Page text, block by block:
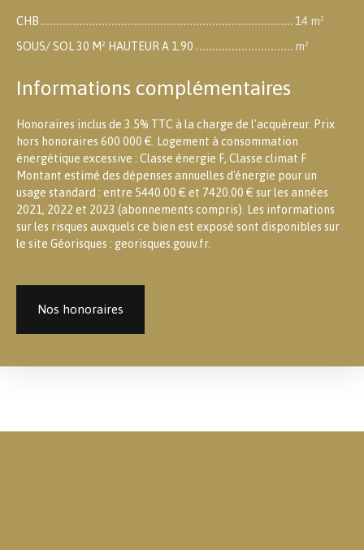
CHB
14 m²
SOUS/ SOL 30 M² HAUTEUR A 1.90
m²
Informations complémentaires
Honoraires inclus de 3.5% TTC à la charge de l'acquéreur. Prix
hors honoraires 600 000 €. Logement à consommation
énergétique excessive : Classe énergie F, Classe climat F
Montant estimé des dépenses annuelles d'énergie pour un
usage standard : entre 5440.00 € et 7420.00 € sur les années
2021, 2022 et 2023 (abonnements compris). Les informations
sur les risques auxquels ce bien est exposé sont disponibles sur
le site Géorisques : georisques.gouv.fr.
Nos honoraires